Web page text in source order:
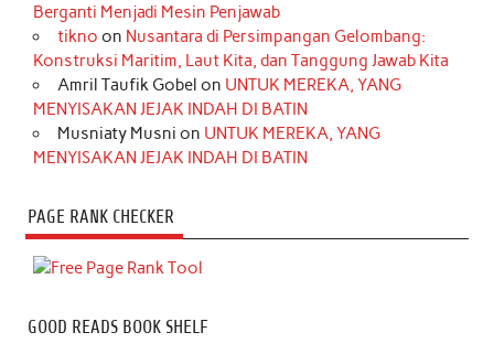
Berganti Menjadi Mesin Penjawab
tikno on Nusantara di Persimpangan Gelombang:
Konstruksi Maritim, Laut Kita, dan Tanggung Jawab Kita
Amril Taufik Gobel on UNTUK MEREKA, YANG
MENYISAKAN JEJAK INDAH DI BATIN
Musniaty Musni on UNTUK MEREKA, YANG
MENYISAKAN JEJAK INDAH DI BATIN
PAGE RANK CHECKER
GOOD READS BOOK SHELF